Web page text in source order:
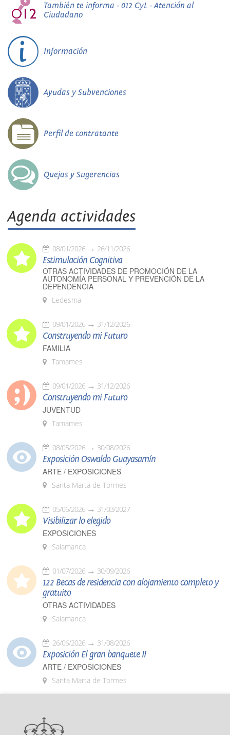
También te informa - 012 CyL - Atención al
Ciudadano
Información
Ayudas y Subvenciones
Perfil de contratante
Quejas y Sugerencias
Agenda actividades
08/01/2026 26/11/2026
Estimulación Cognitiva
OTRAS ACTIVIDADES DE PROMOCIÓN DE LA
AUTONOMÍA PERSONAL Y PREVENCIÓN DE LA
DEPENDENCIA
Ledesma
09/01/2026 31/12/2026
Construyendo mi Futuro
FAMILIA
Tamames
09/01/2026 31/12/2026
Construyendo mi Futuro
JUVENTUD
Tamames
08/05/2026 30/08/2026
Exposición Oswaldo Guayasamín
ARTE / EXPOSICIONES
Santa Marta de Tormes
05/06/2026 31/03/2027
Visibilizar lo elegido
EXPOSICIONES
Salamanca
01/07/2026 30/09/2026
122 Becas de residencia con alojamiento completo y
gratuito
OTRAS ACTIVIDADES
Salamanca
26/06/2026 31/08/2026
Exposición El gran banquete II
ARTE / EXPOSICIONES
Santa Marta de Tormes